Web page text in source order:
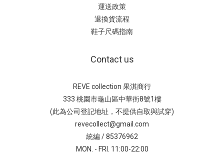
運送政策
退換貨流程
鞋子尺碼指南
Contact us
REVE collection 果淇商行
333 桃園市龜山區中華街8號1樓
(此為公司登記地址，不提供自取與試穿)
revecollect@gmail.com
統編 / 85376962
MON. - FRI. 11:00-22:00